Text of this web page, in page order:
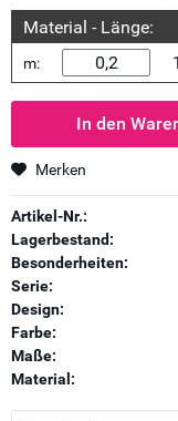
Material - Länge:
m:
In den
Merken
Artikel-Nr.:
Lagerbestand:
Besonderheiten:
Serie:
Design:
Farbe:
Maße:
Material: